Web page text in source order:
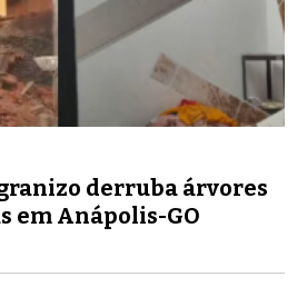
derruba árvores
em Anápolis-GO